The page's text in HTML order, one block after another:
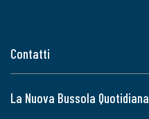
Contatti
La Nuova Bussola Quotidiana